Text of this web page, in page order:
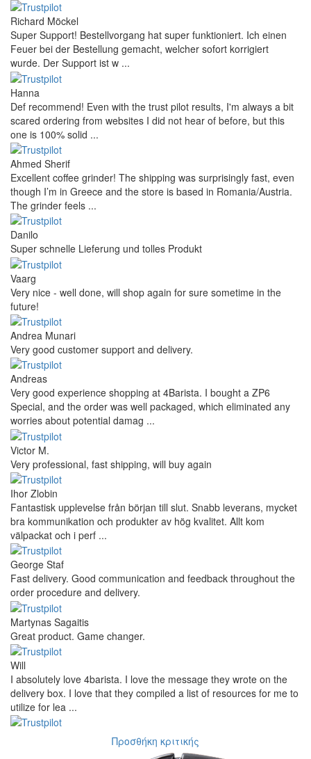
Richard Möckel
Super Support! Bestellvorgang hat super funktioniert. Ich einen
Feuer bei der Bestellung gemacht, welcher sofort korrigiert
wurde. Der Support ist w ...
Hanna
Def recommend! Even with the trust pilot results, I'm always a bit
scared ordering from websites I did not hear of before, but this
one is 100% solid ...
Ahmed Sherif
Excellent coffee grinder! The shipping was surprisingly fast, even
though I’m in Greece and the store is based in Romania/Austria.
The grinder feels ...
Danilo
Super schnelle Lieferung und tolles Produkt
Vaarg
Very nice - well done, will shop again for sure sometime in the
future!
Andrea Munari
Very good customer support and delivery.
Andreas
Very good experience shopping at 4Barista. I bought a ZP6
Special, and the order was well packaged, which eliminated any
worries about potential damag ...
Victor M.
Very professional, fast shipping, will buy again
Ihor Zlobin
Fantastisk upplevelse från början till slut. Snabb leverans, mycket
bra kommunikation och produkter av hög kvalitet. Allt kom
välpackat och i perf ...
George Staf
Fast delivery. Good communication and feedback throughout the
order procedure and delivery.
Martynas Sagaitis
Great product. Game changer.
Will
I absolutely love 4barista. I love the message they wrote on the
delivery box. I love that they compiled a list of resources for me to
utilize for lea ...
Προσθήκη κριτικής